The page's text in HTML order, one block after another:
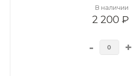
В наличии
2 200 ₽
- +